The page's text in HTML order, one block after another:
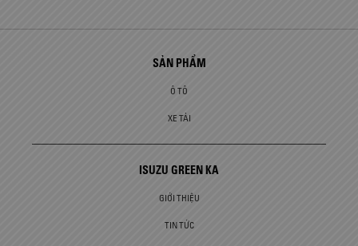
SẢN PHẨM
Ô TÔ
XE TẢI
ISUZU GREEN KA
GIỚI THIỆU
TIN TỨC